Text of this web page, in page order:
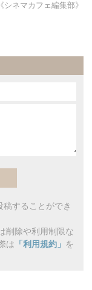
《シネマカフェ編集部》
することができ
削除や利用制限な
は 「利用規約」 を